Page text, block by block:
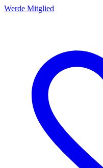
Werde Mitglied